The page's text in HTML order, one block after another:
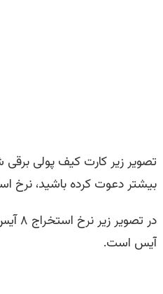
تصویر زیر کارت کیف پولی برقی
بیشتر دعوت کرده باشید، نرخ
آیس است.